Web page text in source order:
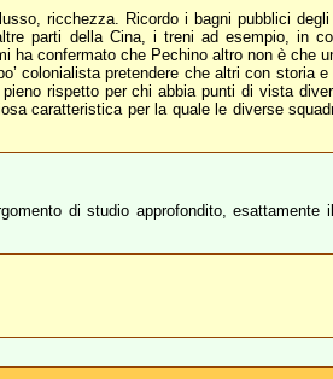
ricchezza. Ricordo i bagni pubblici
parti della Cina, i treni ad esempio, in
confermato che Pechino altro non è che
colonialista pretendere che altri con storia
rispetto per chi abbia punti di vista
caratteristica per la quale le diverse
di studio approfondito,